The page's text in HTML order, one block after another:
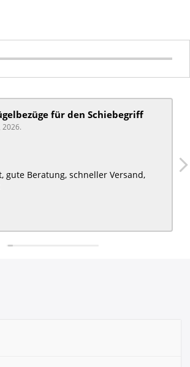
mobiquip/coche xl stroller
6. Julio, 2026.
it thank you and much more comfortable